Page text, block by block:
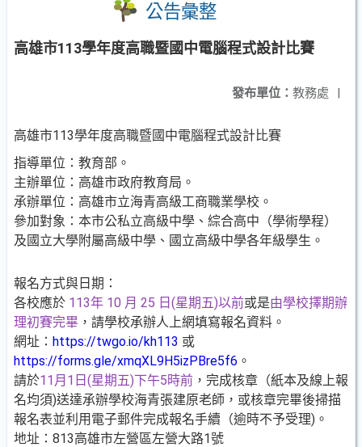
公告彙整
高雄市113學年度高職暨國中電腦程式設計比賽
發布單位： 教務處 |
高雄市113學年度高職暨國中電腦程式設計比賽
指導單位：教育部。
主辦單位：高雄市政府教育局。
承辦單位：高雄市立海青高級工商職業學校。
參加對象：本市公私立高級中學、綜合高中（學術學程）
及國立大學附屬高級中學、國立高級中學各年級學生。
報名方式與日期：
各校應於 113年 10 月 25 日(星期五)以前或是由學校擇期辦
理初賽完畢 ，請學校承辦人上網填寫報名資料。
網址： https://twgo.io/kh113 或
https://forms.gle/xmqXL9H5izPBre5f6 。
請於11月1日(星期五)下午5時前 ，完成核章（紙本及線上報
名均須)送達承辦學校海青張建原老師，或核章完畢後掃描
報名表並利用電子郵件完成報名手續（逾時不予受理)。
地址：813高雄市左營區左營大路1號